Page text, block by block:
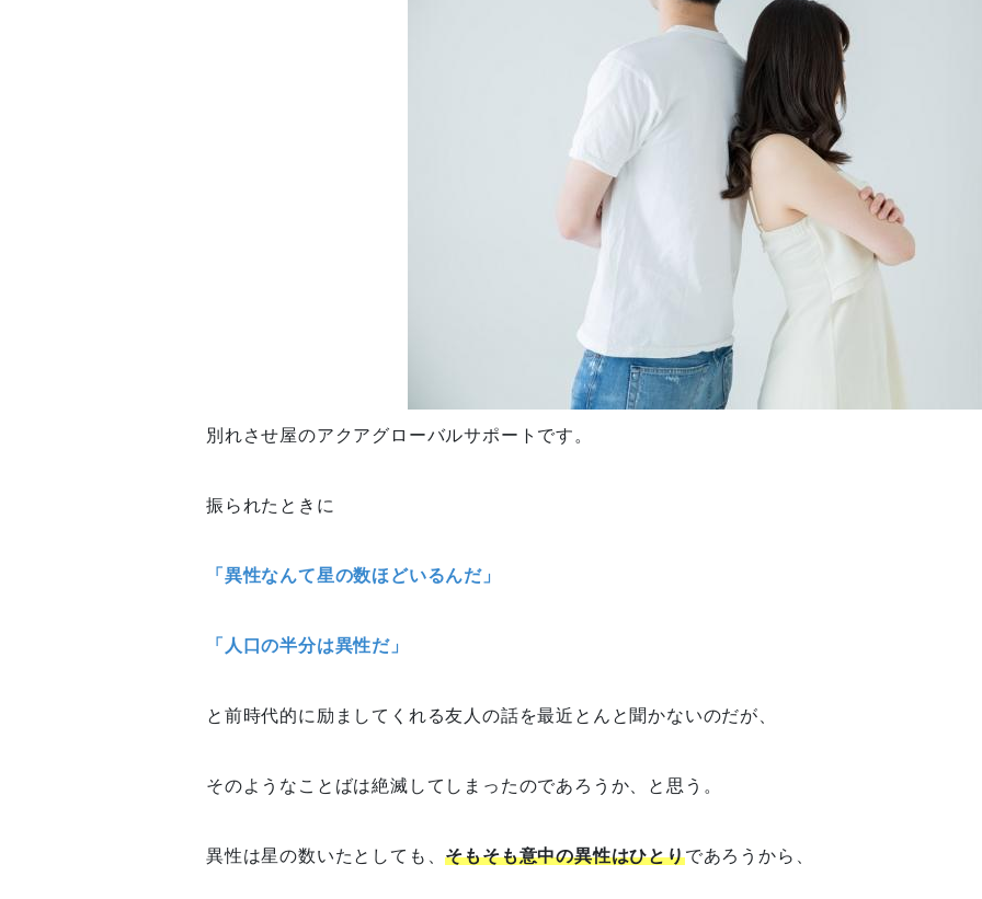
別れさせ屋のアクアグローバルサポートです。
振られたときに
「異性なんて星の数ほどいるんだ」
「人口の半分は異性だ」
と前時代的に励ましてくれる友人の話を最近とんと聞かないのだが、
そのようなことばは絶滅してしまったのであろうか、と思う。
異性は星の数いたとしても、そもそも意中の異性はひとりであろうから、